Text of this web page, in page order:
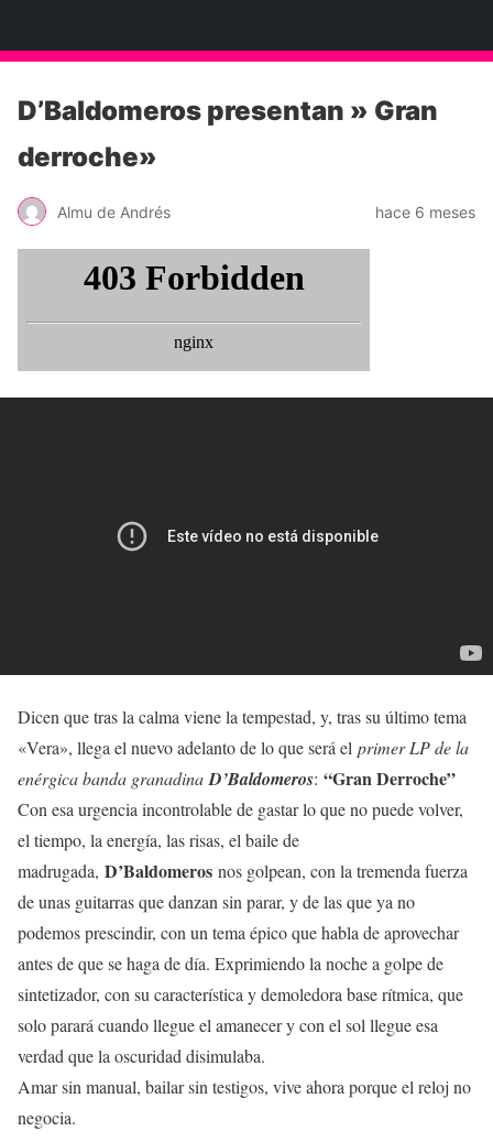
D’Baldomeros presentan » Gran
derroche»
Almu de Andrés hace 6 meses
Dicen que tras la calma viene la tempestad, y, tras su último tema
«Vera», llega el nuevo adelanto de lo que será el primer LP de la
enérgica banda granadinaD’Baldomeros: “Gran Derroche”
Con esa urgencia incontrolable de gastar lo que no puede volver,
el tiempo, la energía, las risas, el baile de
madrugada, D’Baldomeros nos golpean, con la tremenda fuerza
de unas guitarras que danzan sin parar, y de las que ya no
podemos prescindir, con un tema épico que habla de aprovechar
antes de que se haga de día. Exprimiendo la noche a golpe de
sintetizador, con su característica y demoledora base rítmica, que
solo parará cuando llegue el amanecer y con el sol llegue esa
verdad que la oscuridad disimulaba.
Amar sin manual, bailar sin testigos, vive ahora porque el reloj no
negocia.